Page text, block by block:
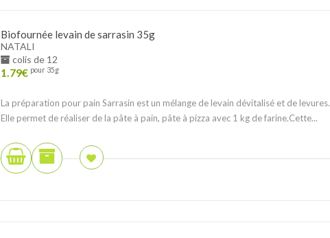
Biofournée levain de sarrasin 35g
NATALI
colis de 12
1.79€ pour 35g
La préparation pour pain Sarrasin est un mélange de levain dévitalisé et de levures.
Elle permet de réaliser de la pâte à pain, pâte à pizza avec 1 kg de farine.Cette...